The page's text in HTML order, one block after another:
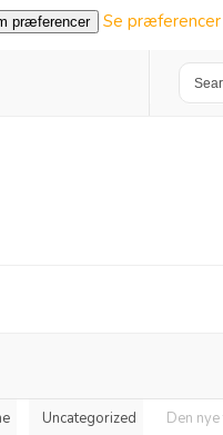
præferencer
Se præferencer
Uncategorized Den